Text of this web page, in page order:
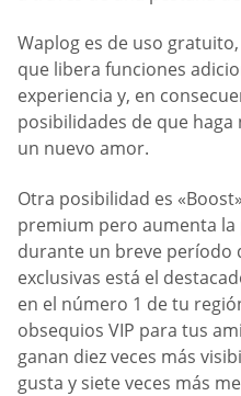
Waplog es de uso
que libera funciones
experiencia y, en
posibilidades de que
un nuevo amor.
Otra posibilidad es
premium pero aumenta
durante un breve período
exclusivas está el
en el número 1 de tu
obsequios VIP para tus
ganan diez veces más
gusta y siete veces más